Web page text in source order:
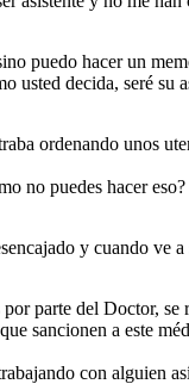
puedo hacer un
usted decida, seré su
ordenando unos
no puedes hacer eso?
y cuando ve
parte del Doctor,
sancionen a este
con alguien